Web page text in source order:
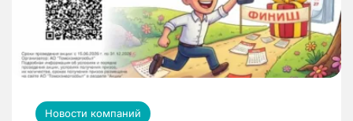
Новости компаний